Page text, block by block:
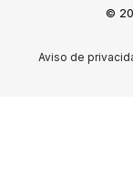
©
Aviso de